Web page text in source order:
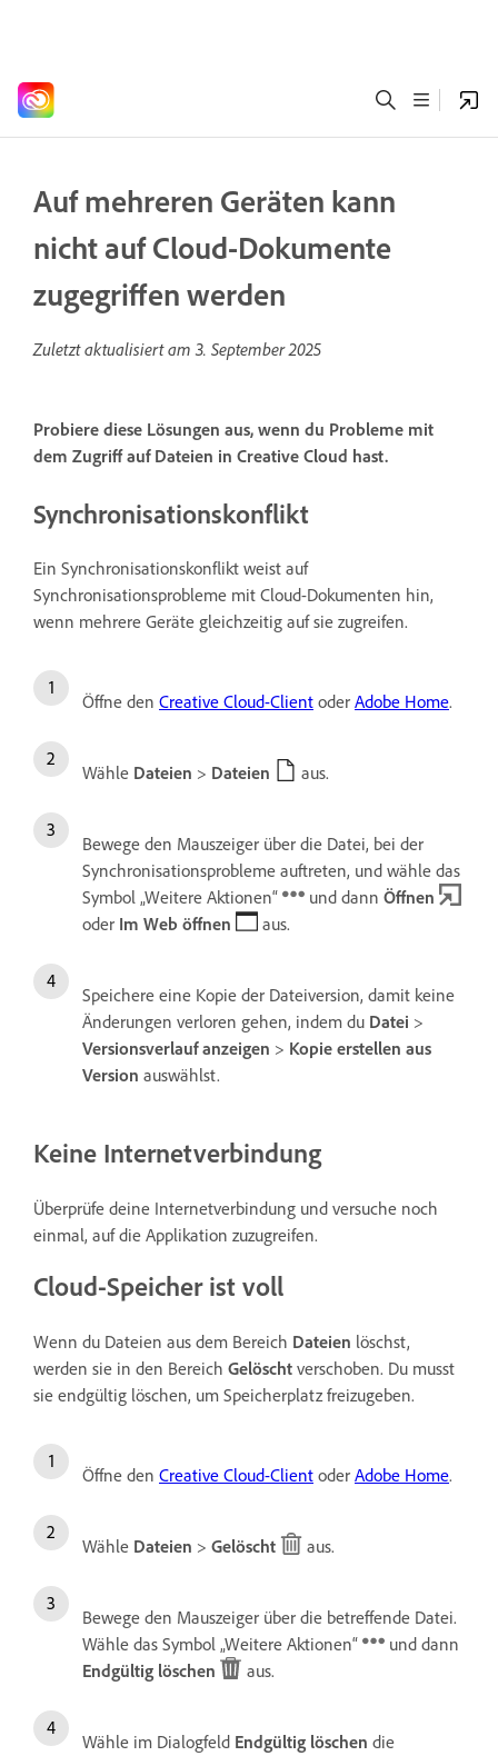
Auf mehreren Geräten kann
nicht auf Cloud-Dokumente
zugegriffen werden
Zuletzt aktualisiert am 3. September 2025
Probiere diese Lösungen aus, wenn du Probleme mit
dem Zugriff auf Dateien in Creative Cloud hast.
Synchronisationskonflikt
Ein Synchronisationskonflikt weist auf
Synchronisationsprobleme mit Cloud-Dokumenten hin,
wenn mehrere Geräte gleichzeitig auf sie zugreifen.
Öffne den Creative Cloud-Client oder Adobe Home.
Wähle Dateien > Dateien aus.
Bewege den Mauszeiger über die Datei, bei der
Synchronisationsprobleme auftreten, und wähle das
Symbol „Weitere Aktionen“
und dann Öffnen
oder Im Web öffnen aus.
Speichere eine Kopie der Dateiversion, damit keine
Änderungen verloren gehen, indem du Datei >
Versionsverlauf anzeigen > Kopie erstellen aus
Version auswählst.
Keine Internetverbindung
Überprüfe deine Internetverbindung und versuche noch
einmal, auf die Applikation zuzugreifen.
Cloud-Speicher ist voll
Wenn du Dateien aus dem Bereich Dateien löschst,
werden sie in den Bereich Gelöscht verschoben. Du musst
sie endgültig löschen, um Speicherplatz freizugeben.
Öffne den Creative Cloud-Client oder Adobe Home.
Wähle Dateien > Gelöscht aus.
Bewege den Mauszeiger über die betreffende Datei.
Wähle das Symbol „Weitere Aktionen“
und dann
Endgültig löschen
aus.
Wähle im Dialogfeld Endgültig löschen die